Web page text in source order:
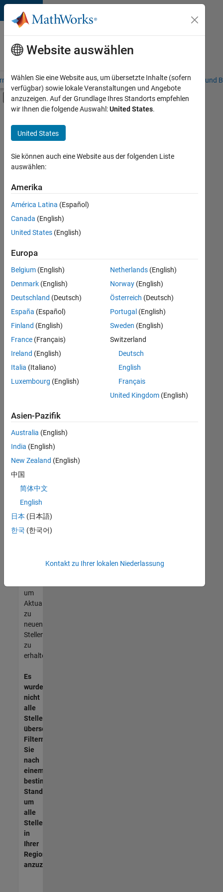
Weiter zum Inhalt
Karriere
bei
MathWorks
– Übersicht Stellensuche Niederlassungen Studierende und
Umschaltung für Off-Canvas-
Hauptinhalt
Advanced Support
Business Applications and Tools
Infrastructure and Architecture
Quality Engineering
Release Engineering
Software Process Engineering
Technical Writing
User Experience
+8
Derzeit
es
keine
offenen
Stellen,
Ihren
Suchkriterien
entsprechen.
können
die
Suchkriterien
weiter
fassen
oder
alle
Stellenangebote
anzeigen .
noch
keine
offenen
Stellen
können,
die
Ihren
entsprechen,
werden
unseres
um
Aktualisierungen
zu
neuen
Stellenangeboten
zu
erhalten.
Es
wurden
nicht
alle
Stellen
übersetzt.
Filtern
Sie
nach
einem
bestimmten
Standort,
um
alle
Stellenangebote
in
Ihrer
Region
anzuzeigen.
Website auswählen
Wählen Sie eine Website aus, um übersetzte Inhalte (sofern
verfügbar) sowie lokale Veranstaltungen und Angebote
anzuzeigen. Auf der Grundlage Ihres Standorts empfehlen
wir Ihnen die folgende Auswahl:United States.
United States
Sie können auch eine Website aus der folgenden Liste
auswählen:
Amerika
América Latina (Español)
Canada (English)
United States (English)
Europa
Belgium (English)
Denmark (English)
Deutschland (Deutsch)
España (Español)
Finland (English)
France (Français)
Ireland (English)
Italia (Italiano)
Luxembourg (English)
Netherlands(English)
Norway(English)
Österreich (Deutsch)
Portugal (English)
Sweden (English)
Switzerland
Deutsch
English
Français
United Kingdom(English)
Asien-Pazifik
Australia (English)
India (English)
New Zealand (English)
中国
简体中文
English
日本 (日本語)
한국 (한국어)
Kontakt zu Ihrer lokalen Niederlassung